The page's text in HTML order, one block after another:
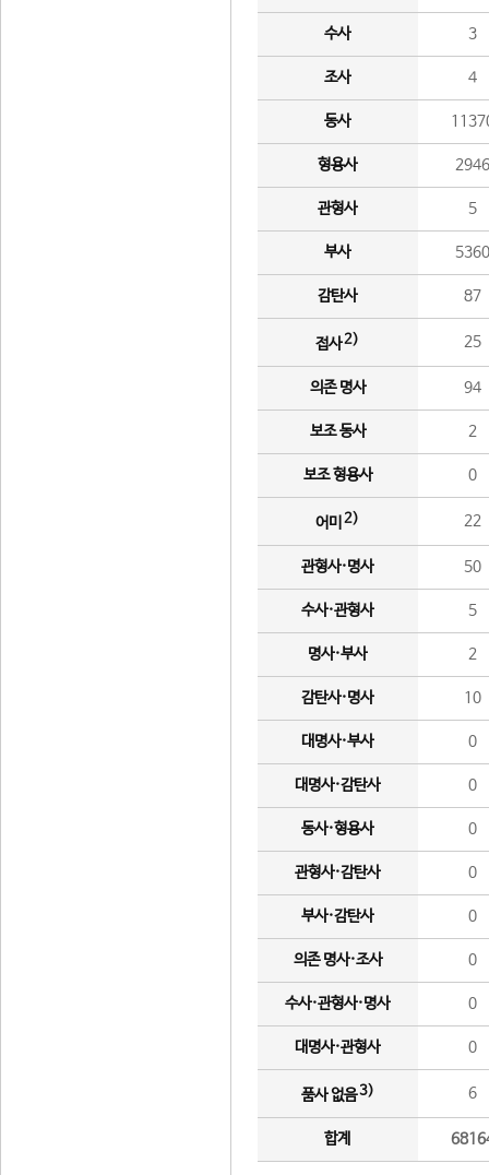
수사 3
조사 4
동사
형용사 2946
관형사 5
부사 5360
감탄사 87
접사2) 25
의존 명사 94
보조 동사 2
보조 형용사 0
어미 2) 22
관형사·명사 50
수사·관형사 5
명사·부사 2
감탄사·명사 10
대명사·부사 0
대명사·감탄사 0
동사·형용사 0
관형사·감탄사 0
부사·감탄사 0
의존 명사·조사 0
수사·관형사·명사 0
대명사·관형사 0
품사 없음3) 6
합계